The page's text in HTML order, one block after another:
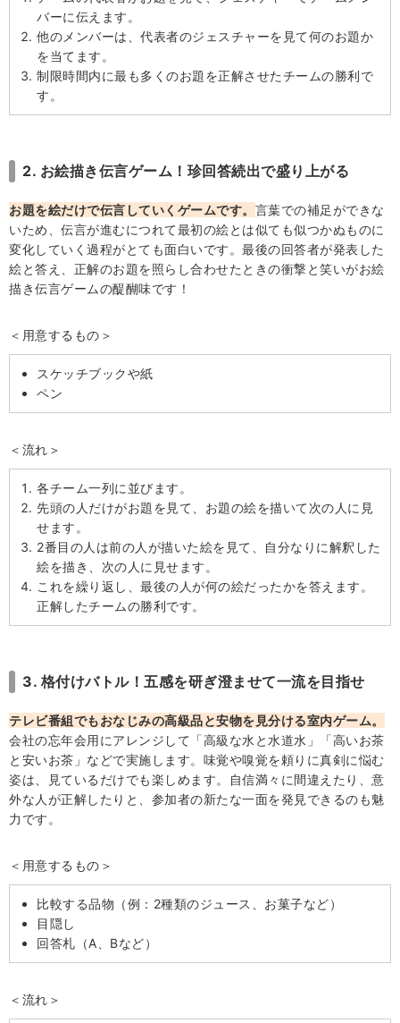
バーに伝えます。
他のメンバーは、代表者のジェスチャーを見て何のお題か
を当てます。
制限時間内に最も多くのお題を正解させたチームの勝利で
す。
2. お絵描き伝言ゲーム！珍回答続出で盛り上がる
お題を絵だけで伝言していくゲームです。 言葉での補足ができな
いため、伝言が進むにつれて最初の絵とは似ても似つかぬものに
変化していく過程がとても面白いです。最後の回答者が発表した
絵と答え、正解のお題を照らし合わせたときの衝撃と笑いがお絵
描き伝言ゲームの醍醐味です！
＜用意するもの＞
スケッチブックや紙
ペン
＜流れ＞
各チーム一列に並びます。
先頭の人だけがお題を見て、お題の絵を描いて次の人に見
せます。
2番目の人は前の人が描いた絵を見て、自分なりに解釈した
絵を描き、次の人に見せます。
これを繰り返し、最後の人が何の絵だったかを答えます。
正解したチームの勝利です。
3. 格付けバトル！五感を研ぎ澄ませて一流を目指せ
テレビ番組でもおなじみの高級品と安物を見分ける室内ゲーム。
会社の忘年会用にアレンジして「高級な水と水道水」「高いお茶
と安いお茶」などで実施します。味覚や嗅覚を頼りに真剣に悩む
姿は、見ているだけでも楽しめます。自信満々に間違えたり、意
外な人が正解したりと、参加者の新たな一面を発見できるのも魅
力です。
＜用意するもの＞
比較する品物（例：2種類のジュース、お菓子など）
目隠し
回答札（A、Bなど）
＜流れ＞